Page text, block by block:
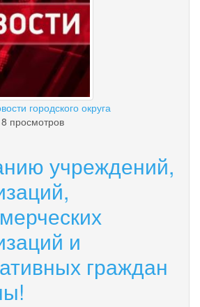
городского округа
8 просмотров
учреждений,
и
граждан